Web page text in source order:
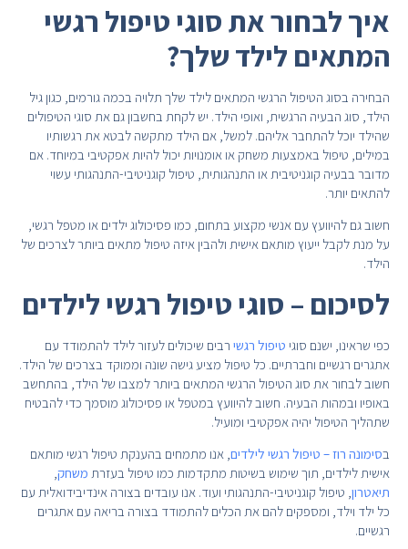
איך לבחור את סוגי טיפול רגשי
המתאים לילד שלך?
הבחירה בסוג הטיפול הרגשי המתאים לילד שלך תלויה בכמה גורמים, כגון גיל
הילד, סוג הבעיה הרגשית, ואופי הילד. יש לקחת בחשבון גם את סוגי הטיפולים
שהילד יוכל להתחבר אליהם. למשל, אם הילד מתקשה לבטא את רגשותיו
במילים, טיפול באמצעות משחק או אומנויות יכול להיות אפקטיבי במיוחד. אם
מדובר בבעיה קוגניטיבית או התנהגותית, טיפול קוגניטיבי-התנהגותי עשוי
להתאים יותר.
חשוב גם להיוועץ עם אנשי מקצוע בתחום, כמו פסיכולוג ילדים או מטפל רגשי,
על מנת לקבל ייעוץ מותאם אישית ולהבין איזה טיפול מתאים ביותר לצרכים של
הילד.
לסיכום – סוגי טיפול רגשי לילדים
כפי שראינו, ישנם סוגי טיפול רגשי רבים שיכולים לעזור לילד להתמודד עם
אתגרים רגשיים וחברתיים. כל טיפול מציע גישה שונה וממוקד בצרכים של הילד.
חשוב לבחור את סוג הטיפול הרגשי המתאים ביותר למצבו של הילד, בהתחשב
באופיו ובמהות הבעיה. חשוב להיוועץ במטפל או פסיכולוג מוסמך כדי להבטיח
שתהליך הטיפול יהיה אפקטיבי ומועיל.
בסימונה רוז – טיפול רגשי לילדים, אנו מתמחים בהענקת טיפול רגשי מותאם
אישית לילדים, תוך שימוש בשיטות מתקדמות כמו טיפול בעזרת משחק,
תיאטרון, טיפול קוגניטיבי-התנהגותי ועוד. אנו עובדים בצורה אינדיבידואלית עם
כל ילד וילד, ומספקים להם את הכלים להתמודד בצורה בריאה עם אתגרים
רגשיים.